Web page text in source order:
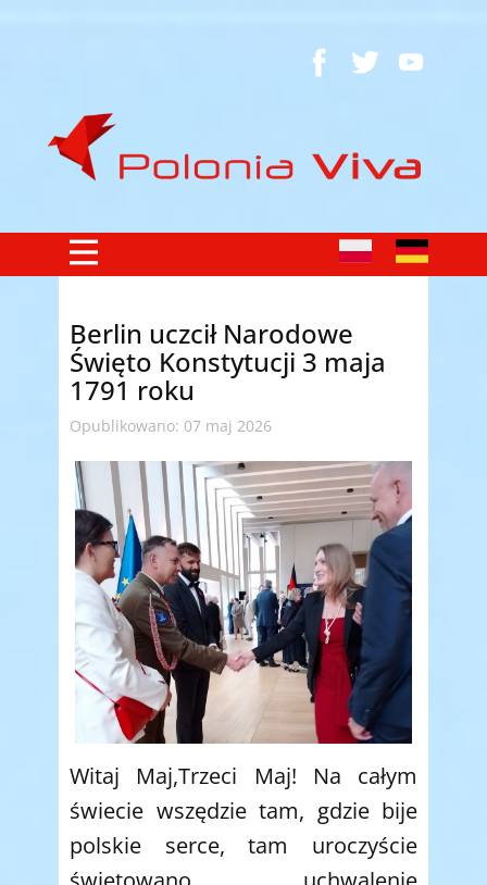
Berlin uczcił Narodowe
Święto Konstytucji 3 maja
1791 roku
Opublikowano: 07 maj 2026
Witaj Maj,Trzeci Maj! Na całym
świecie wszędzie tam, gdzie bije
polskie serce, tam uroczyście